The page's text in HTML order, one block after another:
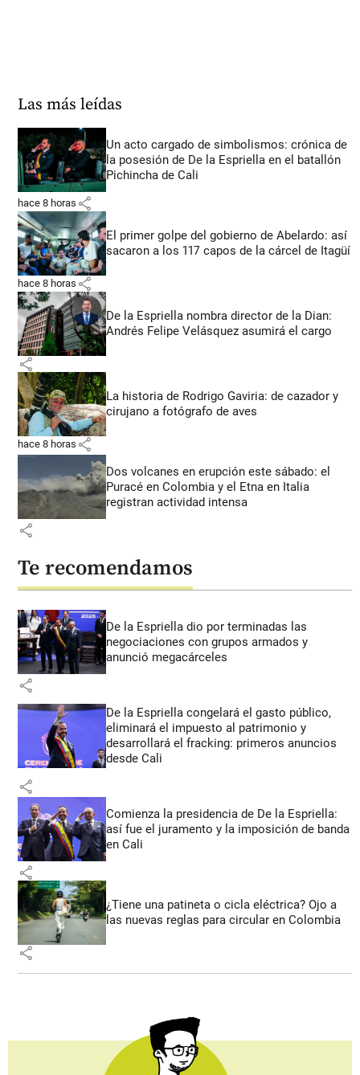
Las más leídas
Un acto cargado de simbolismos: crónica de
la posesión de De la Espriella en el batallón
Pichincha de Cali
hace 8 horas share
El primer golpe del gobierno de Abelardo: así
sacaron a los 117 capos de la cárcel de Itagüí
hace 8 horas share
De la Espriella nombra director de la Dian:
Andrés Felipe Velásquez asumirá el cargo
share
La historia de Rodrigo Gaviria: de cazador y
cirujano a fotógrafo de aves
hace 8 horas share
Dos volcanes en erupción este sábado: el
Puracé en Colombia y el Etna en Italia
registran actividad intensa
share
Te recomendamos
De la Espriella dio por terminadas las
negociaciones con grupos armados y
anunció megacárceles
share
De la Espriella congelará el gasto público,
eliminará el impuesto al patrimonio y
desarrollará el fracking: primeros anuncios
desde Cali
share
Comienza la presidencia de De la Espriella:
así fue el juramento y la imposición de banda
en Cali
share
¿Tiene una patineta o cicla eléctrica? Ojo a
las nuevas reglas para circular en Colombia
share